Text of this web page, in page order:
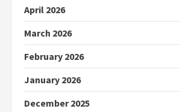
April 2026
March 2026
February 2026
January 2026
December 2025